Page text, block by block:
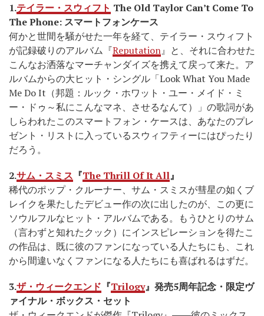
1.テイラー・スウィフト The Old Taylor Can’t Come To
The Phone: スマートフォンケース
何かと世間を騒がせた一年を経て、テイラー・スウィフト
が記録破りのアルバム『Reputation』と、それに合わせた
こんなお洒落なマーチャンダイズを携えて戻って来た。ア
ルバムからの大ヒット・シングル「Look What You Made
Me Do It（邦題：ルック・ホワット・ユー・メイド・ミ
ー・ドゥ～私にこんなマネ、させるなんて）」の歌詞があ
しらわれたこのスマートフォン・ケースは、あなたのプレ
ゼント・リストに入っているスウィフティーにはぴったり
だろう。
2.サム・スミス 『The Thrill Of It All』
稀代のポップ・クルーナー、サム・スミスが彗星の如くブ
レイクを果たしたデビュー作の次に出したのが、この更に
ソウルフルなヒット・アルバムである。もうひとりのサム
（言わずと知れたクック）にインスピレーションを得たこ
の作品は、既に彼のファンになっている人たちにも、これ
から間違いなくファンになる人たちにも喜ばれるはずだ。
3.ザ・ウィークエンド 『Trilogy』発売5周年記念・限定ヴ
ァイナル・ボックス・セット